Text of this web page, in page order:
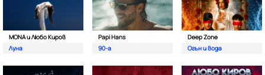
MONA и Любо Киров
Луна
Papi Hans
90-а
Deep Zone
Oгън и вода